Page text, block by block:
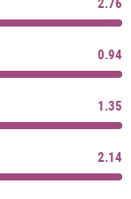
2.76
0.94
1.35
2.14